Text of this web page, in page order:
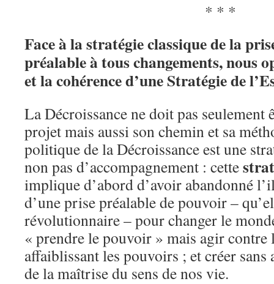
* * *
Face à la stratégie classique de la
préalable à tous changements, nous
et la cohérence d’une Stratégie de
La Décroissance ne doit pas seulement
projet mais aussi son chemin et sa
politique de la Décroissance est une
non pas d’accompagnement : cette
implique d’abord d’avoir abandonné
d’une prise préalable de pouvoir –
révolutionnaire – pour changer le
« prendre le pouvoir » mais agir contre
affaiblissant les pouvoirs ; et créer
de la maîtrise du sens de nos vie.